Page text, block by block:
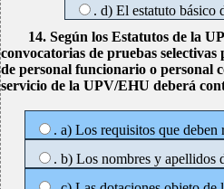
. d) El estatuto básico
14. Según los Estatutos de la
convocatorias de pruebas selectivas
de personal funcionario o personal
servicio de la UPV/EHU deberá
. a) Los requisitos que deben
. b) Los nombres y apellidos